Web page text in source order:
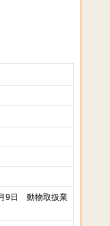
9日 動物取扱業